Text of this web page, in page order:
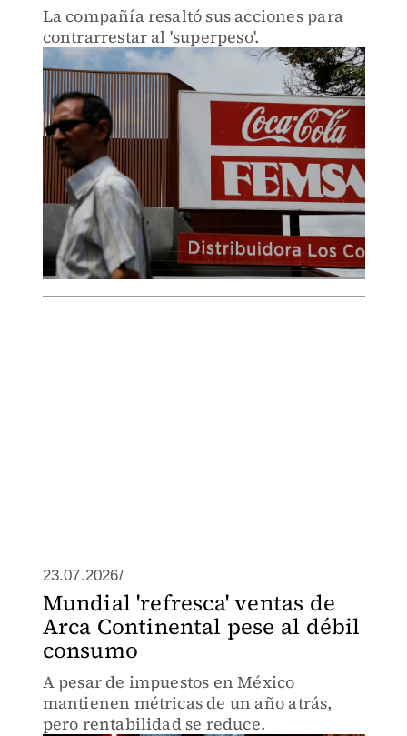
La compañía resaltó sus acciones para
contrarrestar al 'superpeso'.
23.07.2026/
Mundial 'refresca' ventas de
Arca Continental pese al débil
consumo
A pesar de impuestos en México
mantienen métricas de un año atrás,
pero rentabilidad se reduce.